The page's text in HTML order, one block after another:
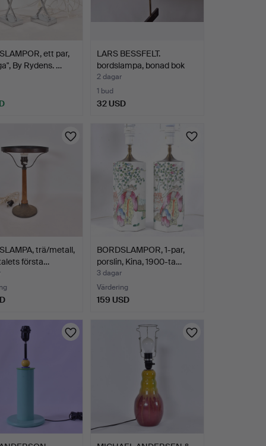
ett par,
By Rydens. …
LARS BESSFELT.
bordslampa, bonad bok
och k…
2 dagar
1 bud
32 USD
trä/metall,
första…
BORDSLAMPOR, 1-par,
porslin, Kina, 1900-ta…
3 dagar
Värdering
159 USD